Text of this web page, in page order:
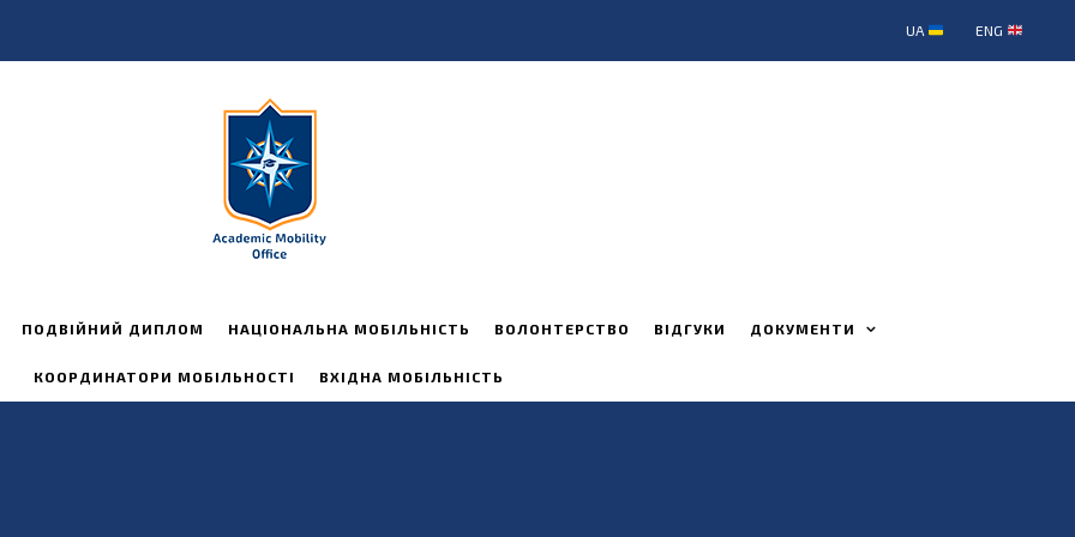
UA ENG
ПОДВІЙНИЙ ДИПЛОМ НАЦІОНАЛЬНА МОБІЛЬНІСТЬ ВОЛОНТЕРСТВО ВІДГУКИ ДОКУМЕНТИ
КООРДИНАТОРИ МОБІЛЬНОСТІ ВХІДНА МОБІЛЬНІСТЬ